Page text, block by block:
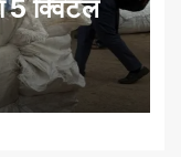
क्विंटल